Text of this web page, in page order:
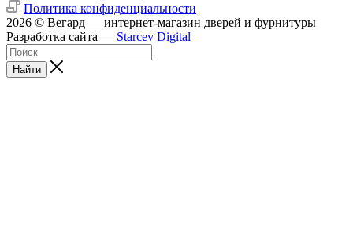
Политика конфиденциальности
2026 © Вегард — интернет-магазин дверей и фурнитуры
Разработка сайта — Starcev Digital
Найти